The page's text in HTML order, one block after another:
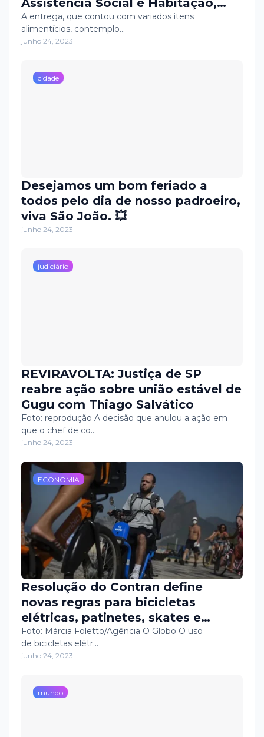
Assistência Social e Habitação,
realizou na quinta- feira (22/06),
mais uma distribuição de
alimentos do Programa de
A entrega, que contou com variados itens
alimentícios, contemplo…
junho 24, 2023
cidade
Desejamos um bom feriado a
todos pelo dia de nosso padroeiro,
viva São João. 💥
junho 24, 2023
judiciário
REVIRAVOLTA: Justiça de SP
reabre ação sobre união estável de
Gugu com Thiago Salvático
Foto: reprodução A decisão que anulou a ação em
que o chef de co…
junho 24, 2023
ECONOMIA
Resolução do Contran define
novas regras para bicicletas
elétricas, patinetes, skates e
monociclos elétricos; veja o que
muda a partir de julho
Foto: Márcia Foletto/Agência O Globo O uso
de bicicletas elétr…
junho 24, 2023
mundo